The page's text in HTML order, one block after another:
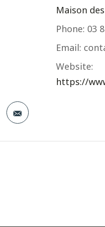
Maison
Phone: 03
Email:
Website:
https://